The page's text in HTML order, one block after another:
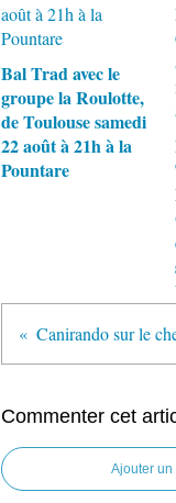
Bal Trad avec le
groupe la Roulotte,
de Toulouse samedi
22 août à 21h à la
Pountare
Commenter cet
Ajouter un